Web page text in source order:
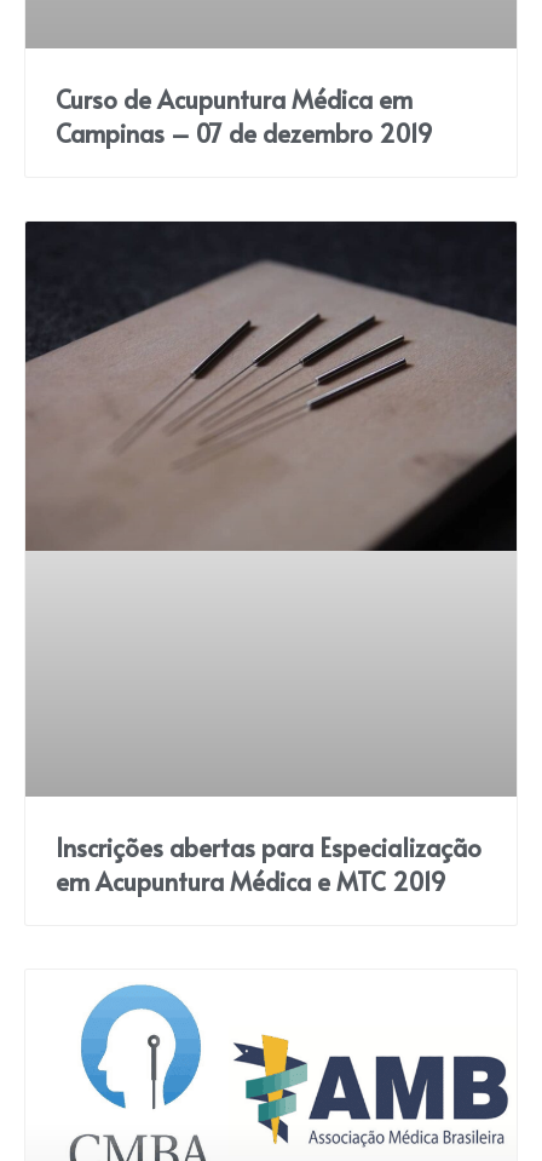
Curso de Acupuntura Médica em
Campinas – 07 de dezembro 2019
Inscrições abertas para Especialização
em Acupuntura Médica e MTC 2019